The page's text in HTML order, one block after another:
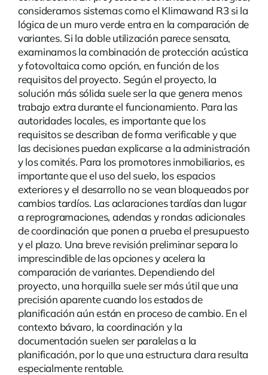
consideramos sistemas como el Klimawand R3 si la
lógica de un muro verde entra en la comparación de
variantes. Si la doble utilización parece sensata,
examinamos la combinación de protección acústica
y fotovoltaica como opción, en función de los
requisitos del proyecto. Según el proyecto, la
solución más sólida suele ser la que genera menos
trabajo extra durante el funcionamiento. Para las
autoridades locales, es importante que los
requisitos se describan de forma verificable y que
las decisiones puedan explicarse a la administración
y los comités. Para los promotores inmobiliarios, es
importante que el uso del suelo, los espacios
exteriores y el desarrollo no se vean bloqueados por
cambios tardíos. Las aclaraciones tardías dan lugar
a reprogramaciones, adendas y rondas adicionales
de coordinación que ponen a prueba el presupuesto
y el plazo. Una breve revisión preliminar separa lo
imprescindible de las opciones y acelera la
comparación de variantes. Dependiendo del
proyecto, una horquilla suele ser más útil que una
precisión aparente cuando los estados de
planificación aún están en proceso de cambio. En el
contexto bávaro, la coordinación y la
documentación suelen ser paralelas a la
planificación, por lo que una estructura clara resulta
especialmente rentable.